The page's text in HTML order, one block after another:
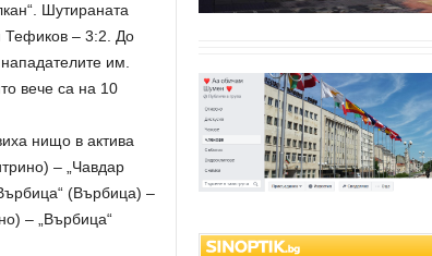
Шутираната
Тефиков – 3:2. До
им.
вече са на 10
нищо в актива
– „Чавдар
(Върбица) –
– „Върбица“